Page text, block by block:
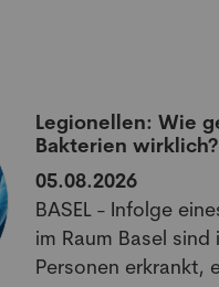
Legionellen: Wie
Bakterien wirklich?
05.08.2026
BASEL - Infolge
im Raum Basel
Personen erkrankt,